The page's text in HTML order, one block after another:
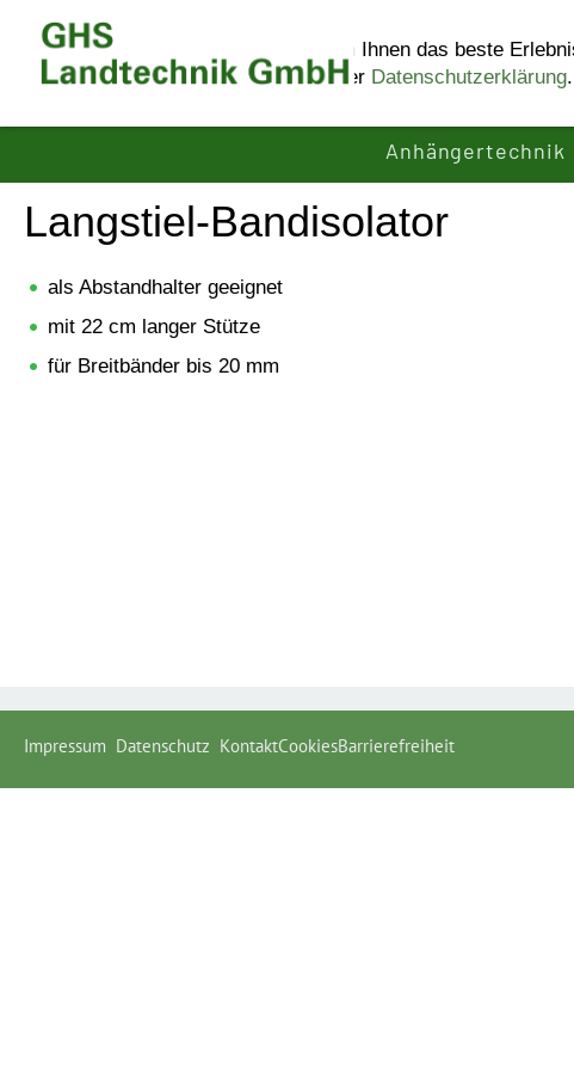
Anhängertechnik
Langstiel-Bandisolator
als Abstandhalter geeignet
mit 22 cm langer Stütze
für Breitbänder bis 20 mm
Impressum Datenschutz KontaktCookiesBarrierefreiheit
Diese Website benutzt Cookies, um Ihnen das beste
Informationen erhalten Sie in unserer Datenschutzerklärung.